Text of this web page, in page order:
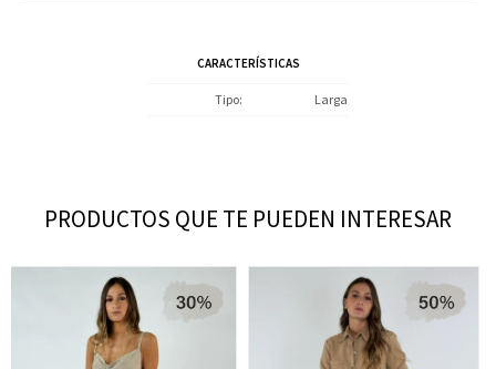
CARACTERÍSTICAS
Tipo Larga
PRODUCTOS QUE TE PUEDEN INTERESAR